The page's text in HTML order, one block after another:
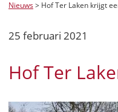
Nieuws> Hof Ter Laken krijgt
25 februari 2021
Hof Ter